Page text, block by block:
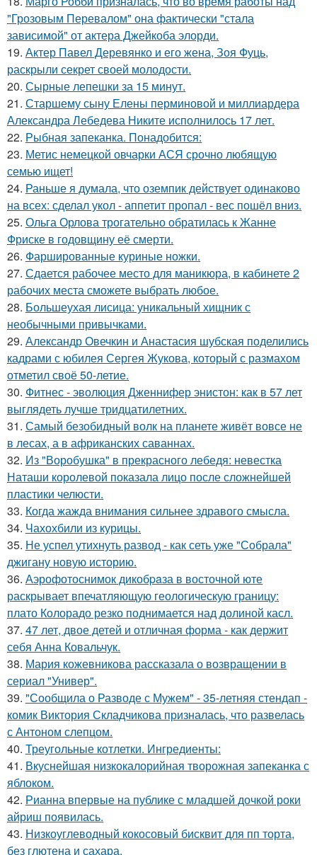
"Грозовым Перевалом" она фактически "стала
зависимой" от актера Джейкоба элорди.
19. Актер Павел Деревянко и его жена, Зоя Фуць,
раскрыли секрет своей молодости.
20. Сырные лепешки за 15 минут.
21. Старшему сыну Елены перминовой и миллиардера
Александра Лебедева Никите исполнилось 17 лет.
22. Рыбная запеканка. Понадобится:
23. Метис немецкой овчарки АСЯ срочно любящую
семью ищет!
24. Раньше я думала, что оземпик действует одинаково
на всех: сделал укол - аппетит пропал - вес пошёл вниз.
25. Ольга Орлова трогательно обратилась к Жанне
Фриске в годовщину её смерти.
26. Фаршированные куриные ножки.
27. Сдается рабочее место для маникюра, в кабинете 2
рабочих места сможете выбрать любое.
28. Большеухая лисица: уникальный хищник с
необычными привычками.
29. Александр Овечкин и Анастасия шубская поделились
кадрами с юбилея Сергея Жукова, который с размахом
отметил своё 50-летие.
30. Фитнес - эволюция Дженнифер энистон: как в 57 лет
выглядеть лучше тридцатилетних.
31. Самый безобидный волк на планете живёт вовсе не
в лесах, а в африканских саваннах.
32. Из "Воробушка" в прекрасного лебедя: невестка
Наташи королевой показала лицо после сложнейшей
пластики челюсти.
33. Когда жажда внимания сильнее здравого смысла.
34. Чахохбили из курицы.
35. Не успел утихнуть развод - как сеть уже "Собрала"
джигану новую историю.
36. Аэрофотоснимок дикобpaза в восточной юте
раскрывает впечатляющую геологическую границу:
плато Колорадо резко поднимается над долиной касл.
37. 47 лет, двое детей и отличная форма - как держит
себя Анна Ковальчук.
38. Мария кожевникова рассказала о возвращении в
сериал "Универ".
39. "Сообщила о Разводе с Мужем" - 35-летняя стендап -
комик Виктория Складчикова призналась, что развелась
с Антоном слепцом.
40. Треугольные котлетки. Ингредиенты:
41. Вкуснейшая низкокалорийная творожная запеканка с
яблоком.
42. Рианна впервые на публике с младшей дочкой роки
айриш появилась.
43. Низкоуглеводный кокосовый бисквит для пп торта,
без глютена и сахара.